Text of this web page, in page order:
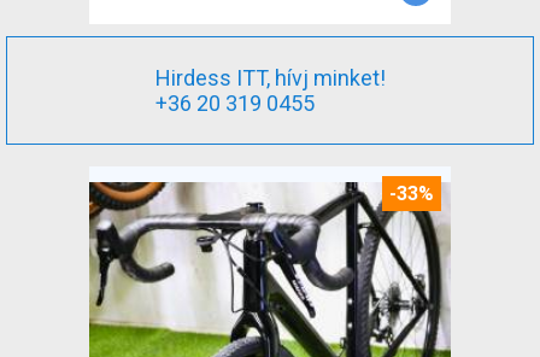
Hirdess ITT, hívj minket!
+36 20 319 0455
-33%